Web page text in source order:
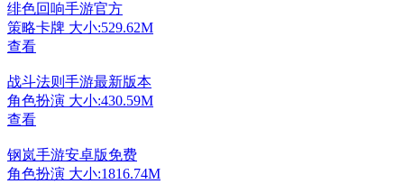
绯色回响手游官方
策略卡牌 大小:529.62M
查看
战斗法则手游最新版本
角色扮演 大小:430.59M
查看
钢岚手游安卓版免费
角色扮演 大小:1816.74M